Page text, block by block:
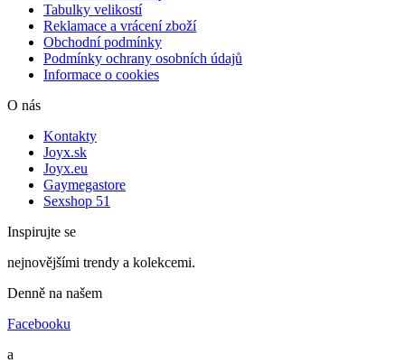
Tabulky velikostí
Reklamace a vrácení zboží
Obchodní podmínky
Podmínky ochrany osobních údajů
Informace o cookies
O nás
Kontakty
Joyx.sk
Joyx.eu
Gaymegastore
Sexshop 51
Inspirujte se
nejnovějšími trendy a kolekcemi.
Denně na našem
Facebooku
a